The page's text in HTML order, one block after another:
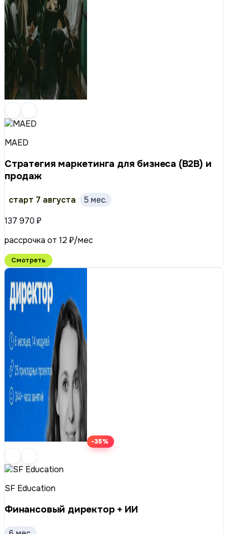
MAED
Стратегия маркетинга для бизнеса (B2B) и
продаж
старт 7 августа
5 мес.
137 970 ₽
рассрочка от 12 ₽/мес
Смотреть
-35%
SF Education
Финансовый директор + ИИ